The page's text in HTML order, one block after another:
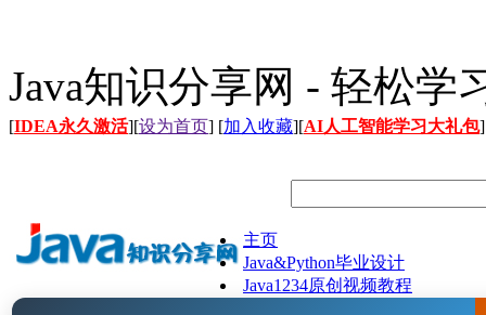
Java知识分享网 - 轻松学
[IDEA永久激活][设为首页] [加入收藏][AI人工智能学习大礼包]
主页
Java&Python毕业设计
Java1234原创视频教程